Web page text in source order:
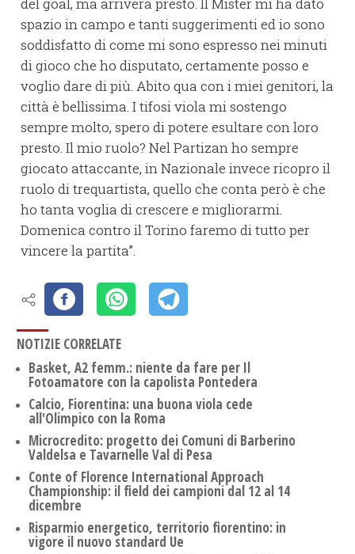
del goal, ma arriverà presto. Il Mister mi ha dato
spazio in campo e tanti suggerimenti ed io sono
soddisfatto di come mi sono espresso nei minuti
di gioco che ho disputato, certamente posso e
voglio dare di più. Abito qua con i miei genitori, la
città è bellissima. I tifosi viola mi sostengo
sempre molto, spero di potere esultare con loro
presto. Il mio ruolo? Nel Partizan ho sempre
giocato attaccante, in Nazionale invece ricopro il
ruolo di trequartista, quello che conta però è che
ho tanta voglia di crescere e migliorarmi.
Domenica contro il Torino faremo di tutto per
vincere la partita”.
NOTIZIE CORRELATE
Basket, A2 femm.: niente da fare per Il
Fotoamatore con la capolista Pontedera
Calcio, Fiorentina: una buona viola cede
all'Olimpico con la Roma
Microcredito: progetto dei Comuni di Barberino
Valdelsa e Tavarnelle Val di Pesa
Conte of Florence International Approach
Championship: il field dei campioni dal 12 al 14
dicembre
Risparmio energetico, territorio fiorentino: in
vigore il nuovo standard Ue